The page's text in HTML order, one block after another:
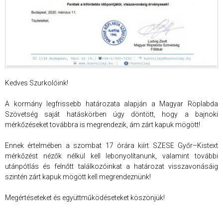
Kedves Szurkolóink!
A kormány legfrissebb határozata alapján a Magyar Röplabda
Szövetség saját hatáskörben úgy döntött, hogy a bajnoki
mérkőzéseket továbbra is megrendezik, ám zárt kapuk mögött!
Ennek értelmében a szombat 17 órára kiírt SZESE Győr–Kistext
mérkőzést nézők nélkül kell lebonyolítanunk, valamint további
utánpótlás és felnőtt találkozóinkat a határozat visszavonásáig
szintén zárt kapuk mögött kell megrendeznünk!
Megértéseteket és együttműködéseteket köszönjük!